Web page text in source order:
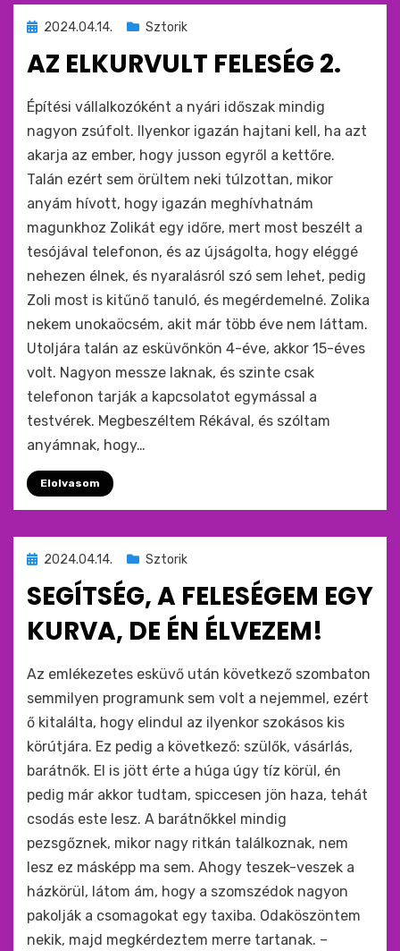
Beküldve
:
2024.04.14. Sztorik
AZ ELKURVULT FELESÉG 2.
by monkey
Építési vállalkozóként a nyári időszak mindig
nagyon zsúfolt. Ilyenkor igazán hajtani kell, ha azt
akarja az ember, hogy jusson egyről a kettőre.
Talán ezért sem örültem neki túlzottan, mikor
anyám hívott, hogy igazán meghívhatnám
magunkhoz Zolikát egy időre, mert most beszélt a
tesójával telefonon, és az újságolta, hogy eléggé
nehezen élnek, és nyaralásról szó sem lehet, pedig
Zoli most is kitűnő tanuló, és megérdemelné. Zolika
nekem unokaöcsém, akit már több éve nem láttam.
Utoljára talán az esküvőnkön 4-éve, akkor 15-éves
volt. Nagyon messze laknak, és szinte csak
telefonon tarják a kapcsolatot egymással a
testvérek. Megbeszéltem Rékával, és szóltam
anyámnak, hogy…
Elolvasom
Beküldve
:
2024.04.14. Sztorik
SEGÍTSÉG, A FELESÉGEM EGY
KURVA, DE ÉN ÉLVEZEM!
monkey
Az emlékezetes esküvő után következő szombaton
semmilyen programunk sem volt a nejemmel, ezért
ő kitalálta, hogy elindul az ilyenkor szokásos kis
körútjára. Ez pedig a következő: szülők, vásárlás,
barátnők. El is jött érte a húga úgy tíz körül, én
pedig már akkor tudtam, spiccesen jön haza, tehát
csodás este lesz. A barátnőkkel mindig
pezsgőznek, mikor nagy ritkán találkoznak, nem
lesz ez másképp ma sem. Ahogy teszek-veszek a
házkörül, látom ám, hogy a szomszédok nagyon
pakolják a csomagokat egy taxiba. Odaköszöntem
nekik, majd megkérdeztem merre tartanak. –